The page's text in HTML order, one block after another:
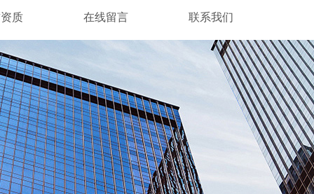
质 在线留言 联系我们